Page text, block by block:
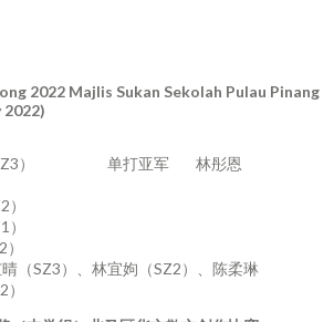
2022 Majlis Sukan Sekolah Pulau Pinang
SZ3） 单打亚军 林彤恩
SZ3）、林宜姁（SZ2）、陈柔琳